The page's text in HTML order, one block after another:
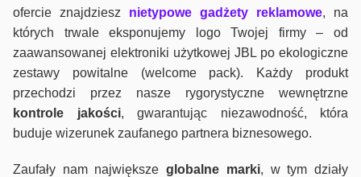
ofercie znajdziesz nietypowe gadżety reklamowe, na
których trwale eksponujemy logo Twojej firmy – od
zaawansowanej elektroniki użytkowej JBL po ekologiczne
zestawy powitalne (welcome pack). Każdy produkt
przechodzi przez nasze rygorystyczne wewnętrzne
kontrole jakości, gwarantując niezawodność, która
buduje wizerunek zaufanego partnera biznesowego.
Zaufały nam największeglobalne marki, w tym działy